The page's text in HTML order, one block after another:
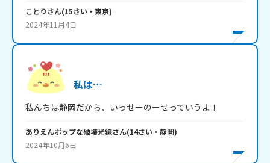
ことりさん(15さい・ 東京)
2024年11月4日
私は…
ありえんポップな破壊光線さん(14さい・ 静岡)
2024年10月6日